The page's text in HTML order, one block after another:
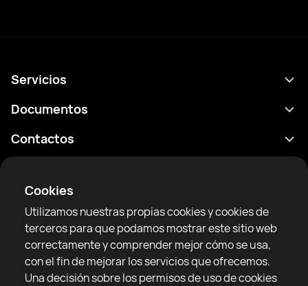
Cookies
Utilizamos nuestras propias cookies y cookies de
terceros para que podamos mostrar este sitio web
correctamente y comprender mejor cómo se usa,
con el fin de mejorar los servicios que ofrecemos.
Una decisión sobre los permisos de uso de cookies
RTF United service limited
Servicios
Calendario
Clasificaciones
Noticias
Artículos
Sparring Finder
Documentos
Política de privacidad
Condiciones de uso
Reglas de la comunidad
Contactos